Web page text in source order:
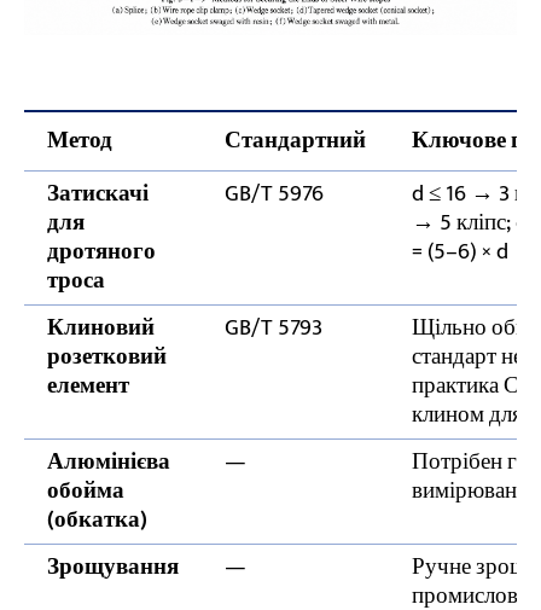
Метод Стандартний
Ключове
Затискачі
для
дротяного
троса
GB/T 5976 d ≤ 16 → 3
→ 5 кліпс; d
= (5–6) × d
Клиновий
розетковий
елемент
GB/T 5793 Щільно
стандарт не
практика
клином для
Алюмінієва
обойма
(обкатка)
— Потрібен
Зрощування — Ручне
промислове